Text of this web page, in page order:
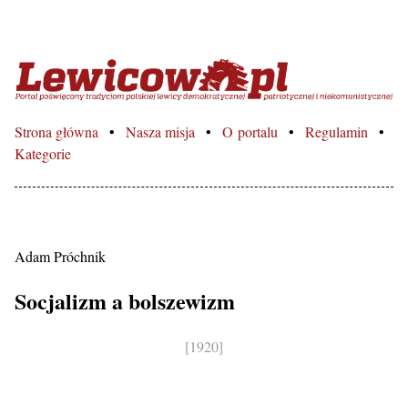
Lewicowo.pl – Portal
Strona główna Nasza misja O portalu
Regulamin
Kategorie
Adam Próchnik
Socjalizm a bolszewizm
[1920]